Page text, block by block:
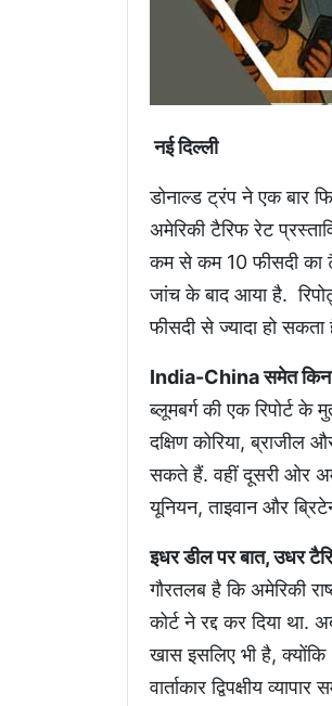
नई दिल्ली
डोनाल्ड ट्रंप ने एक बार
अमेरिकी टैरिफ रेट
कम से कम 10 फीसदी का
जांच के बाद आया है.
फीसदी से ज्यादा हो सकता
India-China समेत किन
ब्लूमबर्ग की एक रिपोर्ट के
दक्षिण कोरिया,
सकते हैं. वहीं दूसरी ओर
यूनियन, ताइवान और
इधर डील पर बात, उधर
गौरतलब है कि अमेरिकी
कोर्ट ने रद्द कर दिया
खास इसलिए भी है,
वार्ताकार द्विपक्षीय